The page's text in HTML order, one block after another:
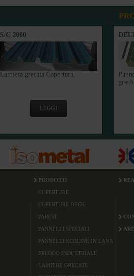
S/C 2000
Lamiera grecata Copertura.
LEGGI
PRODOTTI
COPERTURE
COPERTURE DECK
PARETI
PANNELLI SPECIALI
PANNELLI ECOLINE IN LANA
FREDDO INDUSTRIALE
LAMIERE GRECATE